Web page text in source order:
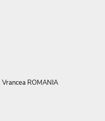
Vrancea ROMANIA